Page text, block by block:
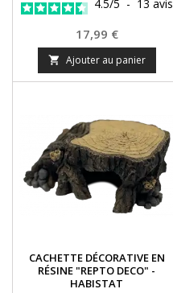
4.5/5 - 13 avis
Prix
17,99 €
 Ajouter au panier
CACHETTE DÉCORATIVE EN
RÉSINE "REPTO DECO" -
HABISTAT